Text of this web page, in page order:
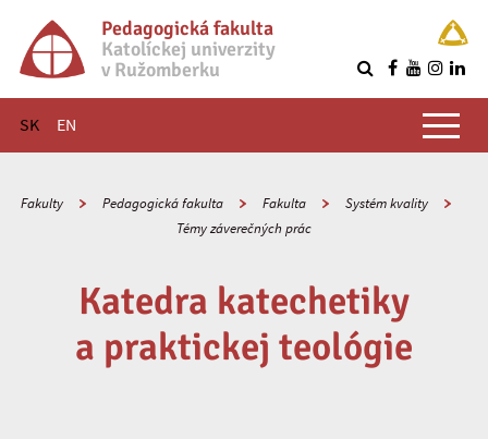
Pedagogická fakulta
Katolíckej univerzity
v Ružomberku
SK EN
Hlavné menu
Fakulty Pedagogická fakulta Fakulta
Systém kvality
Témy záverečných prác
Katedra katechetiky
a praktickej teológie